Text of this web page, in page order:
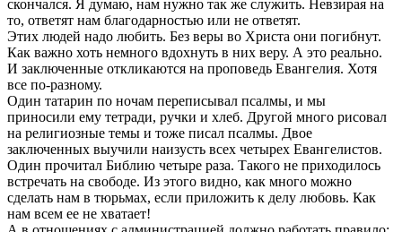
скончался. Я думаю, нам нужно так же служить. Невзирая на
то, ответят нам благодарностью или не ответят.
Этих людей надо любить. Без веры во Христа они погибнут.
Как важно хоть немного вдохнуть в них веру. А это реально.
И заключенные откликаются на проповедь Евангелия. Хотя
все по-разному.
Один татарин по ночам переписывал псалмы, и мы
приносили ему тетради, ручки и хлеб. Другой много рисовал
на религиозные темы и тоже писал псалмы. Двое
заключенных выучили наизусть всех четырех Евангелистов.
Один прочитал Библию четыре раза. Такого не приходилось
встречать на свободе. Из этого видно, как много можно
сделать нам в тюрьмах, если приложить к делу любовь. Как
нам всем ее не хватает!